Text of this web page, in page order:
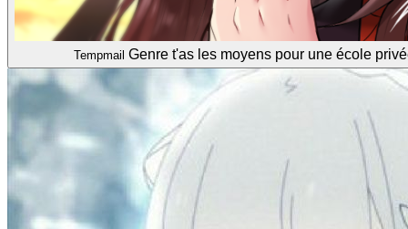
Tempmail Genre t'as les moyens pour une école